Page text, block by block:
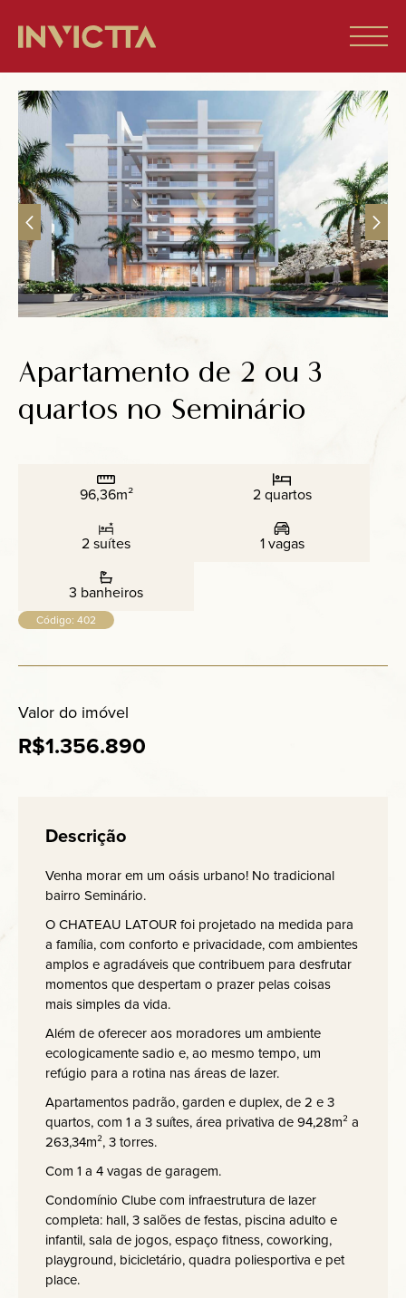
Home
Imóveis à venda
Empreendimentos
Blog
Sobre nós
Anuncie
Contato
Apartamento de 2 ou 3
quartos no Seminário
96,36m² 2 quartos
2 suítes 1 vagas
3 banheiros
Código: 402
Valor do imóvel
R$1.356.890
Descrição
Venha morar em um oásis urbano! No tradicional
bairro Seminário.
O CHATEAU LATOUR foi projetado na medida para
a família, com conforto e privacidade, com ambientes
amplos e agradáveis que contribuem para desfrutar
momentos que despertam o prazer pelas coisas
mais simples da vida.
Além de oferecer aos moradores um ambiente
ecologicamente sadio e, ao mesmo tempo, um
refúgio para a rotina nas áreas de lazer.
Apartamentos padrão, garden e duplex, de 2 e 3
quartos, com 1 a 3 suítes, área privativa de 94,28m² a
263,34m², 3 torres.
Com 1 a 4 vagas de garagem.
Condomínio Clube com infraestrutura de lazer
completa: hall, 3 salões de festas, piscina adulto e
infantil, sala de jogos, espaço fitness, coworking,
playground, bicicletário, quadra poliesportiva e pet
place.